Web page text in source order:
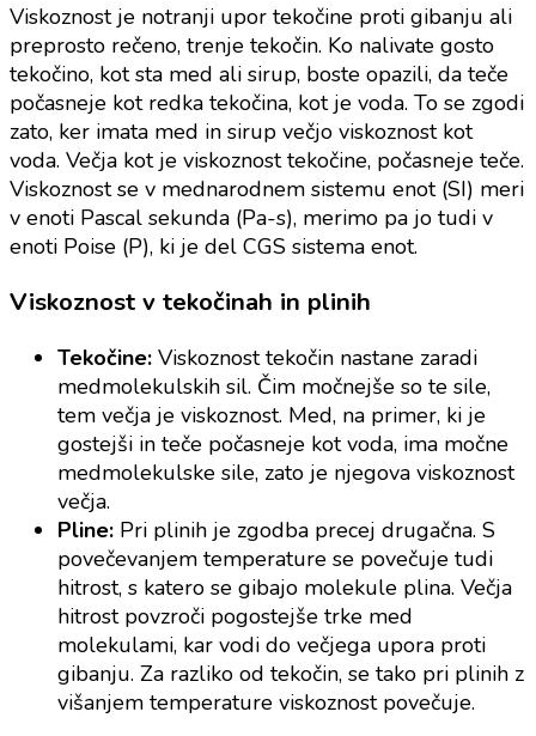
Viskoznost je notranji upor tekočine proti gibanju ali
preprosto rečeno, trenje tekočin. Ko nalivate gosto
tekočino, kot sta med ali sirup, boste opazili, da teče
počasneje kot redka tekočina, kot je voda. To se zgodi
zato, ker imata med in sirup večjo viskoznost kot
voda. Večja kot je viskoznost tekočine, počasneje teče.
Viskoznost se v mednarodnem sistemu enot (SI) meri
v enoti Pascal sekunda (Pa-s), merimo pa jo tudi v
enoti Poise (P), ki je del CGS sistema enot.
Viskoznost v tekočinah in plinih
Tekočine: Viskoznost tekočin nastane zaradi
medmolekulskih sil. Čim močnejše so te sile,
tem večja je viskoznost. Med, na primer, ki je
gostejši in teče počasneje kot voda, ima močne
medmolekulske sile, zato je njegova viskoznost
večja.
Pline: Pri plinih je zgodba precej drugačna. S
povečevanjem temperature se povečuje tudi
hitrost, s katero se gibajo molekule plina. Večja
hitrost povzroči pogostejše trke med
molekulami, kar vodi do večjega upora proti
gibanju. Za razliko od tekočin, se tako pri plinih z
višanjem temperature viskoznost povečuje.